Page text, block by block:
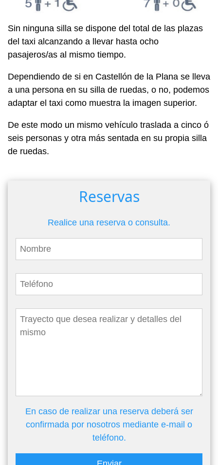
Sin ninguna silla se dispone del total de las plazas
del taxi alcanzando a llevar hasta ocho
pasajeros/as al mismo tiempo.
Dependiendo de si en Castellón de la Plana se lleva
a una persona en su silla de ruedas, o no, podemos
adaptar el taxi como muestra la imagen superior.
De este modo un mismo vehículo traslada a cinco ó
seis personas y otra más sentada en su propia silla
de ruedas.
Reservas
Realice una reserva o consulta.
En caso de realizar una reserva deberá ser
confirmada por nosotros mediante e-mail o
teléfono.